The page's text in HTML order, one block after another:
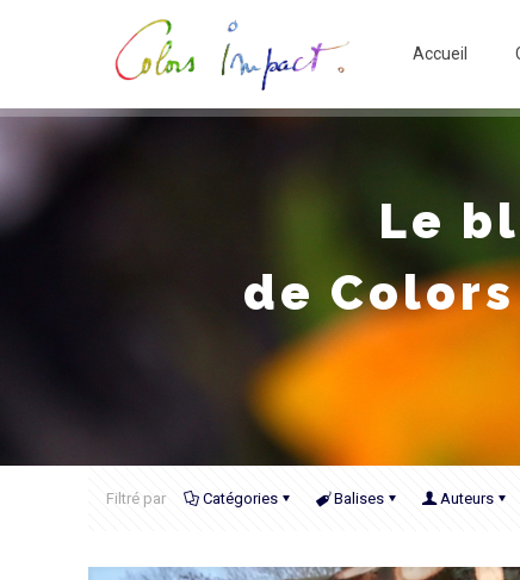
Accueil
Le
de
Filtré par Catégories Balises Auteurs